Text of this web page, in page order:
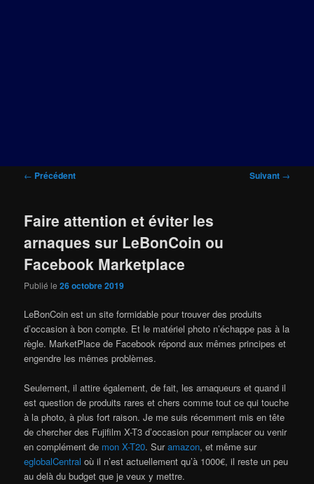
Navigation
← Précédent Suivant →
Faire attention et éviter les
arnaques sur LeBonCoin ou
Facebook Marketplace
Publié le26 octobre 2019
LeBonCoin est un site formidable pour trouver des produits
d’occasion à bon compte. Et le matériel photo n’échappe pas à la
règle. MarketPlace de Facebook répond aux mêmes principes et
engendre les mêmes problèmes.
Seulement, il attire également, de fait, les arnaqueurs et quand il
est question de produits rares et chers comme tout ce qui touche
à la photo, à plus fort raison. Je me suis récemment mis en tête
de chercher des Fujifilm X-T3 d’occasion pour remplacer ou venir
en complément de mon X-T20. Suramazon, et même sur
eglobalCentral où il n’est actuellement qu’à 1000€, il reste un peu
au delà du budget que je veux y mettre.